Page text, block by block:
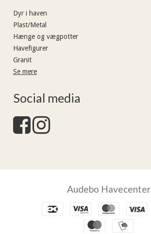
Dyr i haven
Plast/Metal
Hænge og vægpotter
Havefigurer
Granit
Se mere
Social media
Audebo Havecenter